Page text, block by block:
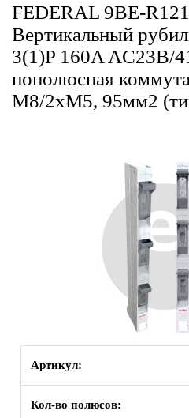
FEDERAL 9BE-
Вертикальный
3(1)P 160A AC23B/
пополюсная
М8/2xM5, 95мм2
Артикул:
Кол-во полюсов: